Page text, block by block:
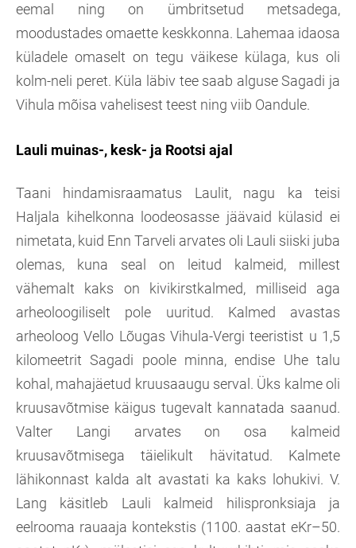
eemal ning on ümbritsetud metsadega,
moodustades omaette keskkonna. Lahemaa idaosa
küladele omaselt on tegu väikese külaga, kus oli
kolm-neli peret. Küla läbiv tee saab alguse Sagadi ja
Vihula mõisa vahelisest teest ning viib Oandule.
Lauli muinas-, kesk- ja Rootsi ajal
Taani hindamisraamatus Laulit, nagu ka teisi
Haljala kihelkonna loodeosasse jäävaid külasid ei
nimetata, kuid Enn Tarveli arvates oli Lauli siiski juba
olemas, kuna seal on leitud kalmeid, millest
vähemalt kaks on kivikirstkalmed, milliseid aga
arheoloogiliselt pole uuritud. Kalmed avastas
arheoloog Vello Lõugas Vihula-Vergi teeristist u 1,5
kilomeetrit Sagadi poole minna, endise Uhe talu
kohal, mahajäetud kruusaaugu serval. Üks kalme oli
kruusavõtmise käigus tugevalt kannatada saanud.
Valter Langi arvates on osa kalmeid
kruusavõtmisega täielikult hävitatud. Kalmete
lähikonnast kalda alt avastati ka kaks lohukivi. V.
Lang käsitleb Lauli kalmeid hilispronksiaja ja
eelrooma rauaaja kontekstis (1100. aastat eKr–50.